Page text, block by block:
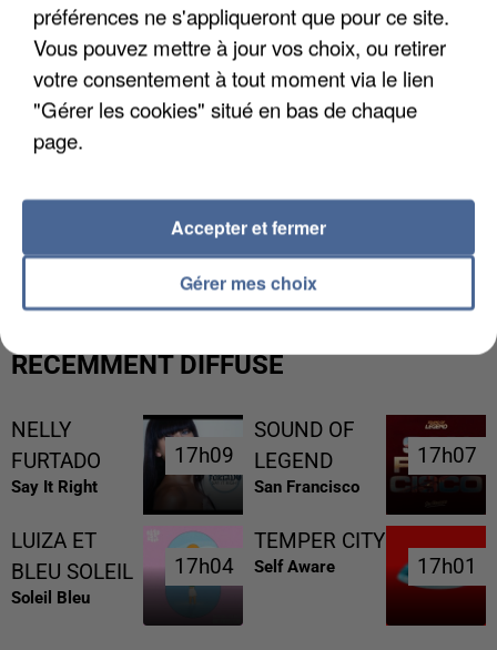
LES FRANÇAIS, FANS DE LA FLEMME
RÉCEMMENT DIFFUSÉ
NELLY
FURTADO
Say It Right
17h09
17h09
SOUND OF
LEGEND
San Francisco
17h07
17h07
LUIZA ET
BLEU SOLEIL
Soleil Bleu
17h04
17h04
TEMPER CITY
Self Aware 17h01
17h01
préférences ne s'appliqueront que pour ce site.
Vous pouvez mettre à jour vos choix, ou retirer
votre consentement à tout moment via le lien
"Gérer les cookies" situé en bas de chaque
page.
Gérer mes choix
Accepter et fermer